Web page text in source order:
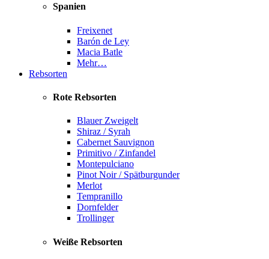
Spanien
Freixenet
Barón de Ley
Macia Batle
Mehr…
Rebsorten
Rote Rebsorten
Blauer Zweigelt
Shiraz / Syrah
Cabernet Sauvignon
Primitivo / Zinfandel
Montepulciano
Pinot Noir / Spätburgunder
Merlot
Tempranillo
Dornfelder
Trollinger
Weiße Rebsorten